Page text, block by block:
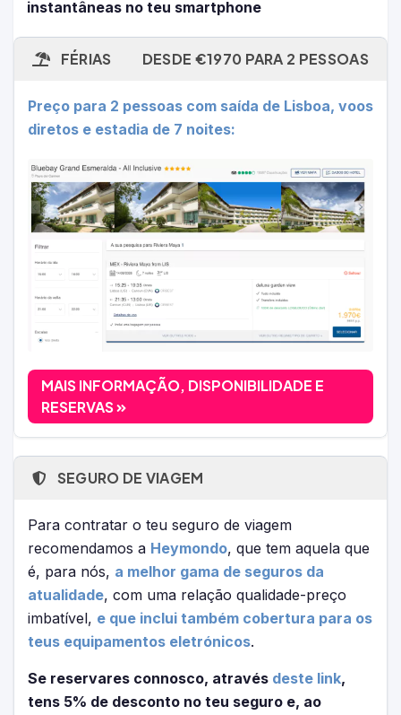
instantâneas no teu smartphone
FÉRIAS DESDE €1970 PARA 2 PESSOAS
Preço para 2 pessoas com saída de Lisboa, voos
diretos e estadia de 7 noites:
MAIS INFORMAÇÃO, DISPONIBILIDADE E
RESERVAS
SEGURO DE VIAGEM
Para contratar o teu seguro de viagem
recomendamos a Heymondo, que tem aquela que
é, para nós, a melhor gama de seguros da
atualidade, com uma relação qualidade-preço
imbatível, e que inclui também cobertura para os
teus equipamentos eletrónicos.
Se reservares connosco, através deste link,
tens 5% de desconto no teu seguro e, ao